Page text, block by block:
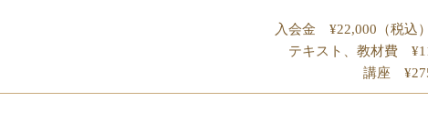
入会金 ¥22,000（税込
テキスト、教材費
講座